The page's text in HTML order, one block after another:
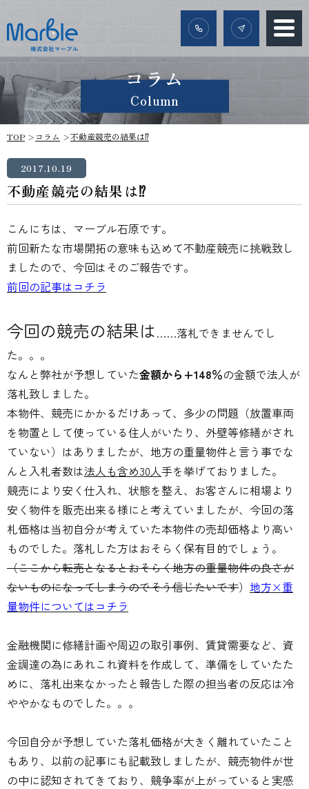
コラム
Column
TOP コラム 不動産競売の結果は⁉
2017.10.19
不動産競売の結果は⁉
こんにちは、マーブル石原です。
前回新たな市場開拓の意味も込めて不動産競売に挑戦致し
ましたので、今回はそのご報告です。
前回の記事はコチラ
今回の競売の結果は……落札できませんでし
た。。。
なんと弊社が予想していた金額から+148％の金額で法人が
落札致しました。
本物件、競売にかかるだけあって、多少の問題（放置車両
を物置として使っている住人がいたり、外壁等修繕がされ
ていない）はありましたが、地方の重量物件と言う事でな
んと入札者数は法人も含め30人手を挙げておりました。
競売により安く仕入れ、状態を整え、お客さんに相場より
安く物件を販売出来る様にと考えていましたが、今回の落
札価格は当初自分が考えていた本物件の売却価格より高い
ものでした。落札した方はおそらく保有目的でしょう。
（ここから転売となるとおそらく地方の重量物件の良さが
ないものになってしまうのでそう信じたいです） 地方×重
量物件についてはコチラ
金融機関に修繕計画や周辺の取引事例、賃貸需要など、資
金調達の為にあれこれ資料を作成して、準備をしていたた
めに、落札出来なかったと報告した際の担当者の反応は冷
ややかなものでした。。。
今回自分が予想していた落札価格が大きく離れていたこと
もあり、以前の記事にも記載致しましたが、競売物件が世
の中に認知されてきており、競争率が上がっていると実感